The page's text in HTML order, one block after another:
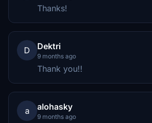
Thanks!
D Dektri
9 months ago
Thank you!!
a alohasky
9 months ago